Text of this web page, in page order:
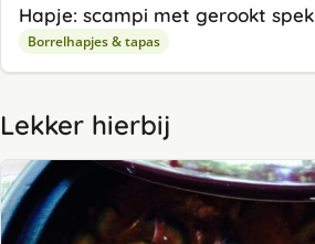
Hapje: scampi met gerookt spek
Borrelhapjes & tapas
Lekker hierbij